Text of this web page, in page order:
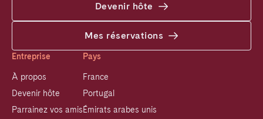
Devenir hôte
Mes réservations
Entreprise
À propos
Devenir hôte
Parrainez vos amis
Pays
France
Portugal
Émirats arabes unis